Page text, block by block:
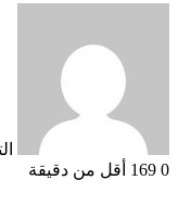
0
أقل من دقيقة